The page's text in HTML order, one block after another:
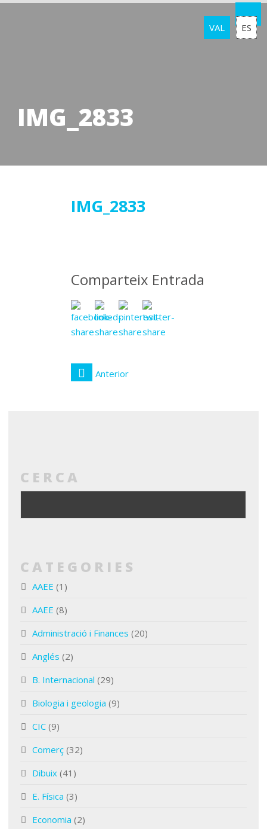
VAL ES
IMG_2833
IMG_2833
Comparteix Entrada
Anterior
CERCA
CATEGORIES
AAEE (1)
AAEE (8)
Administració i Finances (20)
Anglés (2)
B. Internacional (29)
Biologia i geologia (9)
CIC (9)
Comerç (32)
Dibuix (41)
E. Física (3)
Economia (2)